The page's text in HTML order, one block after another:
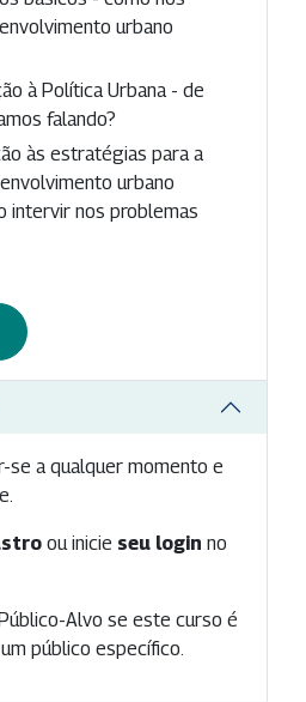
urbano
à Política Urbana - de
falando?
às estratégias para a
urbano
intervir nos problemas
se a qualquer momento e
ou inicie seu login no
Alvo se este curso é
público específico.